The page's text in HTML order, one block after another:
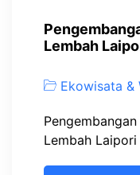
Lembah
Ekowisata &
Lembah